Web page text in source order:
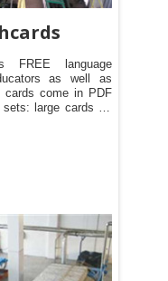
FREE language
as well as
cards come in PDF
large cards for
games,